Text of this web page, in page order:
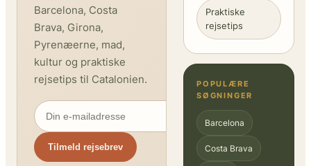
Barcelona, Costa
Brava, Girona,
Pyrenæerne, mad,
kultur og praktiske
rejsetips til Catalonien.
Tilmeld rejsebrev
Praktiske
rejsetips
POPULÆRE
SØGNINGER
Barcelona
Costa Brava